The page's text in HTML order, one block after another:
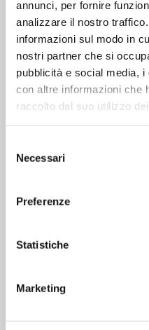
annunci, per fornire
analizzare il nostro
informazioni sul modo in
nostri partner che si
pubblicità e social media,
con altre informazioni che
raccolto dal suo utilizzo
delNecessari
Preferenze
Statistiche
Marketing
tanto, per 5-6 minuti o
desiderata.
Da consumare previa
Ingredienti
Pasta di semola di
Salmone affumicato
antiossidante:
Doppio concentrato